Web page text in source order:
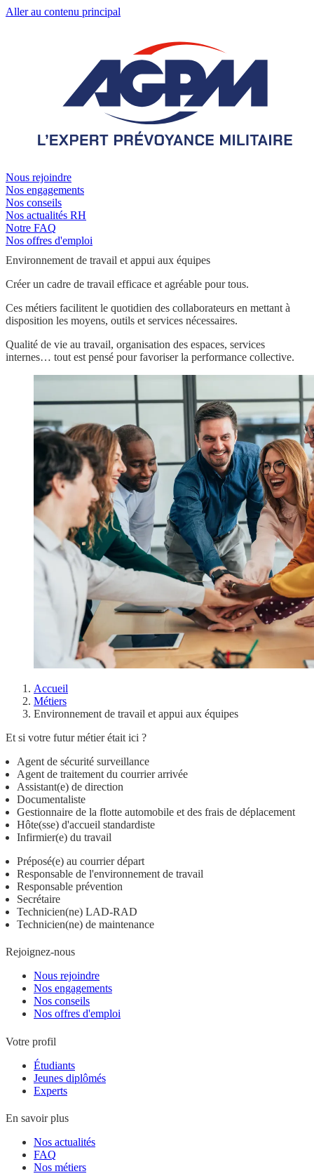
Aller au contenu principal
Nous rejoindre
Nos engagements
Nos conseils
Nos actualités RH
Notre FAQ
Nos offres d'emploi
Environnement de travail et appui aux équipes
Créer un cadre de travail efficace et agréable pour tous.
Ces métiers facilitent le quotidien des collaborateurs en mettant à
disposition les moyens, outils et services nécessaires.
Qualité de vie au travail, organisation des espaces, services
internes… tout est pensé pour favoriser la performance collective.
Accueil
Métiers
Environnement de travail et appui aux équipes
Et si votre futur métier était ici ?
Agent de sécurité surveillance
Agent de traitement du courrier arrivée
Assistant(e) de direction
Documentaliste
Gestionnaire de la flotte automobile et des frais de déplacement
Hôte(sse) d'accueil standardiste
Infirmier(e) du travail
Préposé(e) au courrier départ
Responsable de l'environnement de travail
Responsable prévention
Secrétaire
Technicien(ne) LAD-RAD
Technicien(ne) de maintenance
Rejoignez-nous
Nous rejoindre
Nos engagements
Nos conseils
Nos offres d'emploi
Votre profil
Étudiants
Jeunes diplômés
Experts
En savoir plus
Nos actualités
FAQ
Nos métiers